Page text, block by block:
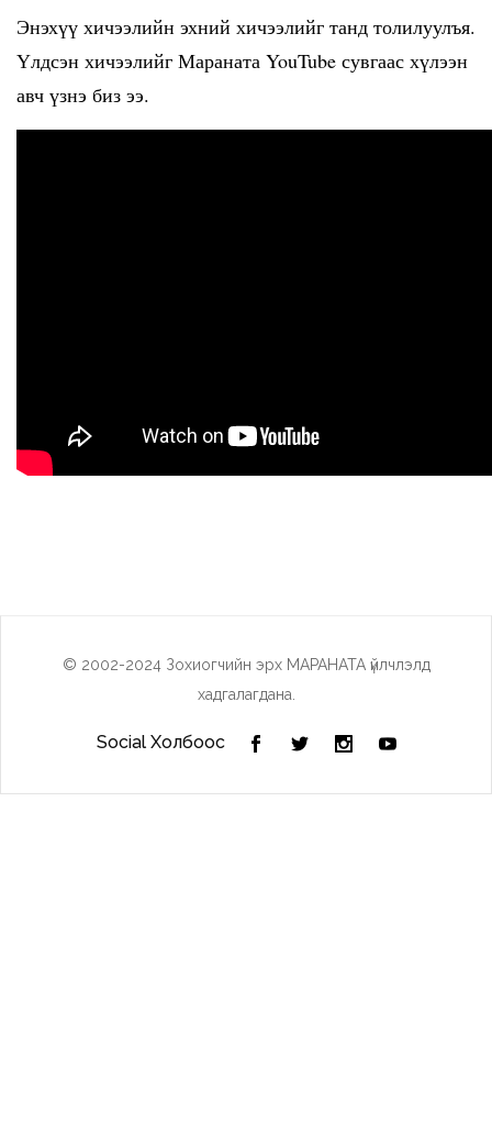
Энэхүү хичээлийн эхний хичээлийг танд толилуулъя.
Үлдсэн хичээлийг Мараната YouTube сувгаас хүлээн
авч үзнэ биз ээ.
© 2002-2024 Зохиогчийн эрх МАРАНАТА үйлчлэлд
хадгалагдана.
Social Холбоос